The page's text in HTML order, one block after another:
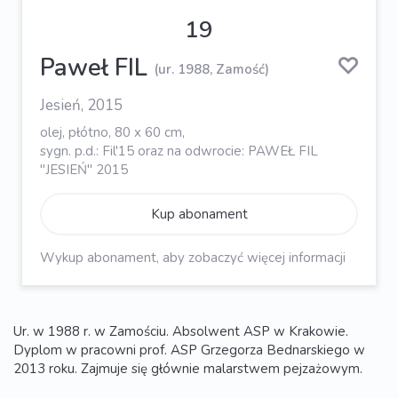
19
Paweł FIL (ur. 1988, Zamość)
Jesień, 2015
olej, płótno, 80 x 60 cm,
sygn. p.d.: Fil'15 oraz na odwrocie: PAWEŁ FIL
"JESIEŃ" 2015
Kup abonament
Wykup abonament, aby zobaczyć więcej informacji
Ur. w 1988 r. w Zamościu. Absolwent ASP w Krakowie.
Dyplom w pracowni prof. ASP Grzegorza Bednarskiego w
2013 roku. Zajmuje się głównie malarstwem pejzażowym.